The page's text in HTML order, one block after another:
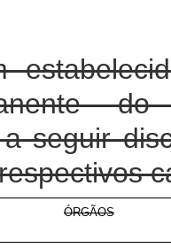
seguir
ÓRGÃOS